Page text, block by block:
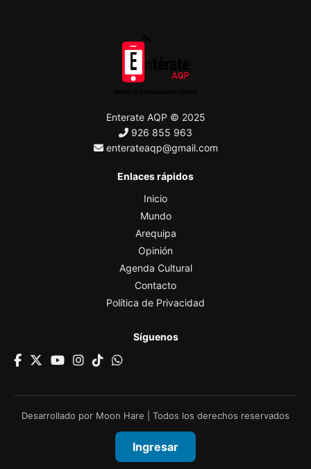
Enterate AQP © 2025
926 855 963
enterateaqp@gmail.com
Enlaces rápidos
Inicio
Mundo
Arequipa
Opinión
Agenda Cultural
Contacto
Política de Privacidad
Síguenos
Desarrollado por Moon Hare | Todos los derechos reservados
Ingresar